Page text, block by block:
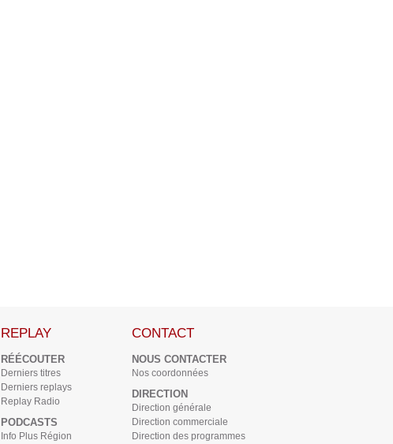
REPLAY
RÉÉCOUTER
Derniers titres
Derniers replays
Replay Radio
PODCASTS
Info Plus Région
CONTACT
NOUS CONTACTER
Nos coordonnées
DIRECTION
Direction générale
Direction commerciale
Direction des programmes